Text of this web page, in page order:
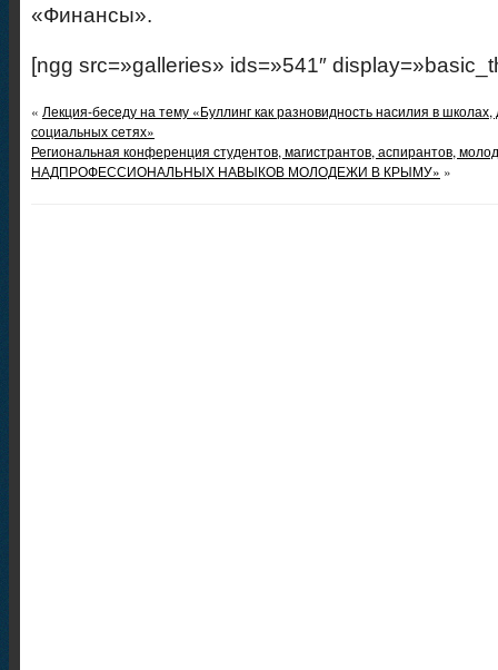
«Финансы».
[ngg src=»galleries» ids=»541″
« Лекция-беседу на тему «Буллинг как разновидность насилия в школах,
социальных сетях»
Региональная конференция студентов, магистрантов, аспирантов,
НАДПРОФЕССИОНАЛЬНЫХ НАВЫКОВ МОЛОДЕЖИ В КРЫМУ» »